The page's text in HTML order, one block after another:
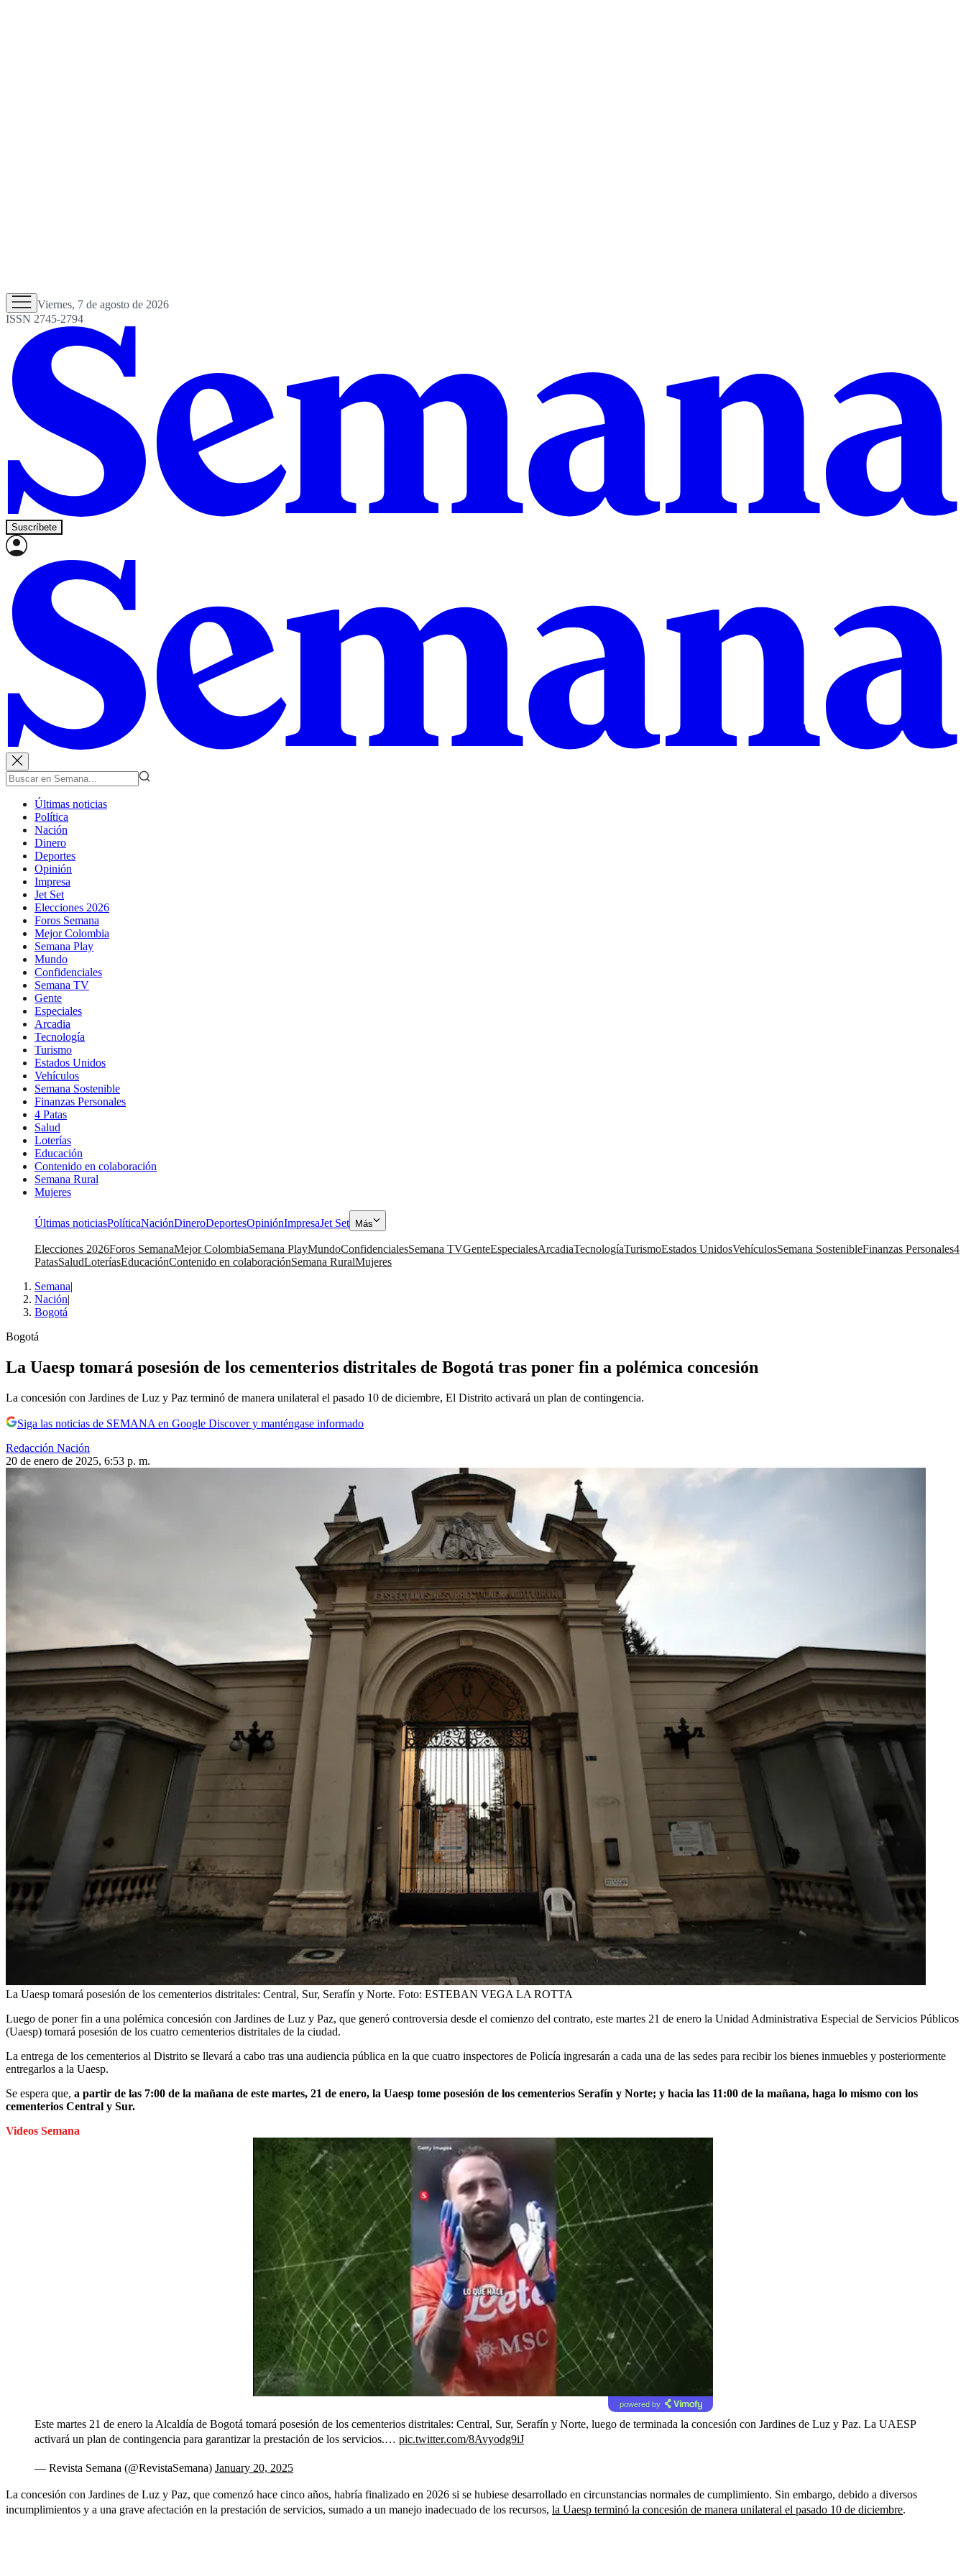
Viernes, 7 de agosto de 2026
ISSN 2745-2794
Suscríbete
Últimas noticias
Política
Nación
Dinero
Deportes
Opinión
Impresa
Jet Set
Elecciones 2026
Foros Semana
Mejor Colombia
Semana Play
Mundo
Confidenciales
Semana TV
Gente
Especiales
Arcadia
Tecnología
Turismo
Estados Unidos
Vehículos
Semana Sostenible
Finanzas Personales
4 Patas
Salud
Loterías
Educación
Contenido en colaboración
Semana Rural
Mujeres
Últimas noticiasPolíticaNaciónDineroDeportesOpiniónImpresaJet Set Más
Elecciones 2026Foros SemanaMejor ColombiaSemana PlayMundoConfidencialesSemana TVGenteEspecialesArcadiaTecnologíaTurismoEstados UnidosVehículosSemana SostenibleFinanzas Personales4
PatasSaludLoteríasEducaciónContenido en colaboraciónSemana RuralMujeres
Semana|
Nación|
Bogotá
Bogotá
La Uaesp tomará posesión de los cementerios distritales de Bogotá tras poner fin a polémica concesión
La concesión con Jardines de Luz y Paz terminó de manera unilateral el pasado 10 de diciembre, El Distrito activará un plan de contingencia.
Siga las noticias de SEMANA en Google Discover y manténgase informado
Redacción Nación
20 de enero de 2025, 6:53 p. m.
La Uaesp tomará posesión de los cementerios distritales: Central, Sur, Serafín y Norte. Foto: ESTEBAN VEGA LA ROTTA
Luego de poner fin a una polémica concesión con Jardines de Luz y Paz, que generó controversia desde el comienzo del contrato, este martes 21 de enero la Unidad Administrativa Especial de Servicios Públicos
(Uaesp) tomará posesión de los cuatro cementerios distritales de la ciudad.
La entrega de los cementerios al Distrito se llevará a cabo tras una audiencia pública en la que cuatro inspectores de Policía ingresarán a cada una de las sedes para recibir los bienes inmuebles y posteriormente
entregarlos a la Uaesp.
Se espera que, a partir de las 7:00 de la mañana de este martes, 21 de enero, la Uaesp tome posesión de los cementerios Serafín y Norte; y hacia las 11:00 de la mañana, haga lo mismo con los
cementerios Central y Sur.
Videos Semana
powered by
Este martes 21 de enero la Alcaldía de Bogotá tomará posesión de los cementerios distritales: Central, Sur, Serafín y Norte, luego de terminada la concesión con Jardines de Luz y Paz. La UAESP
activará un plan de contingencia para garantizar la prestación de los servicios.… pic.twitter.com/8Avyodg9iJ
— Revista Semana (@RevistaSemana) January 20, 2025
La concesión con Jardines de Luz y Paz, que comenzó hace cinco años, habría finalizado en 2026 si se hubiese desarrollado en circunstancias normales de cumplimiento. Sin embargo, debido a diversos
incumplimientos y a una grave afectación en la prestación de servicios, sumado a un manejo inadecuado de los recursos, la Uaesp terminó la concesión de manera unilateral el pasado 10 de diciembre.